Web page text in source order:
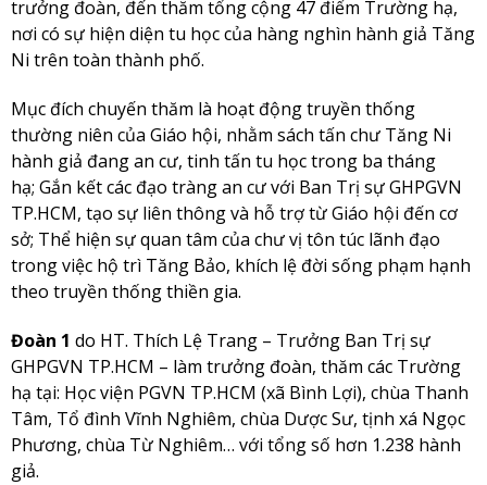
trưởng đoàn, đến thăm tổng cộng 47 điểm Trường hạ,
nơi có sự hiện diện tu học của hàng nghìn hành giả Tăng
Ni trên toàn thành phố.
Mục đích chuyến thăm là hoạt động truyền thống
thường niên của Giáo hội, nhằm sách tấn chư Tăng Ni
hành giả đang an cư, tinh tấn tu học trong ba tháng
hạ; Gắn kết các đạo tràng an cư với Ban Trị sự GHPGVN
TP.HCM, tạo sự liên thông và hỗ trợ từ Giáo hội đến cơ
sở; Thể hiện sự quan tâm của chư vị tôn túc lãnh đạo
trong việc hộ trì Tăng Bảo, khích lệ đời sống phạm hạnh
theo truyền thống thiền gia.
Đoàn 1 do HT. Thích Lệ Trang – Trưởng Ban Trị sự
GHPGVN TP.HCM – làm trưởng đoàn, thăm các Trường
hạ tại: Học viện PGVN TP.HCM (xã Bình Lợi), chùa Thanh
Tâm, Tổ đình Vĩnh Nghiêm, chùa Dược Sư, tịnh xá Ngọc
Phương, chùa Từ Nghiêm… với tổng số hơn 1.238 hành
giả.